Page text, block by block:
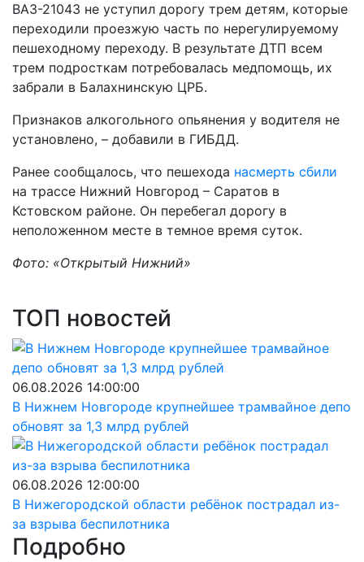
ВАЗ-21043 не уступил дорогу трем детям, которые
переходили проезжую часть по нерегулируемому
пешеходному переходу. В результате ДТП всем
трем подросткам потребовалась медпомощь, их
забрали в Балахнинскую ЦРБ.
Признаков алкогольного опьянения у водителя не
установлено, – добавили в ГИБДД.
Ранее сообщалось, что пешехода насмерть сбили
на трассе Нижний Новгород – Саратов в
Кстовском районе. Он перебегал дорогу в
неположенном месте в темное время суток.
Фото: «Открытый Нижний»
ТОП новостей
06.08.2026 14:00:00
В Нижнем Новгороде крупнейшее трамвайное депо
обновят за 1,3 млрд рублей
06.08.2026 12:00:00
В Нижегородской области ребёнок пострадал из-
за взрыва беспилотника
Подробно